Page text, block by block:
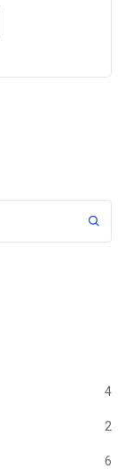
per svolgere
dotata delle
dai rischi
della
le
l'intero
dai 3 ai 6
può
4
2
6